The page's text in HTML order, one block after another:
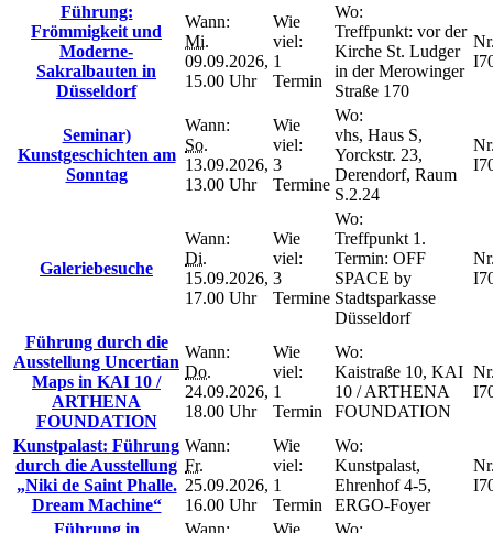
Führung:
Frömmigkeit und
Moderne-
Sakralbauten in
Düsseldorf
Wann:
Mi.
09.09.2026,
15.00 Uhr
Wie
viel:
1
Termin
Wo:
Treffpunkt: vor der
Kirche St. Ludger
in der Merowinger
Straße 170
Seminar)
Kunstgeschichten am
Sonntag
Wann:
So.
13.09.2026,
13.00 Uhr
Wie
viel:
3
Termine
Wo:
vhs, Haus S,
Yorckstr. 23,
Derendorf, Raum
S.2.24
Galeriebesuche
Wann:
Di.
15.09.2026,
17.00 Uhr
Wie
viel:
3
Termine
Wo:
Treffpunkt 1.
Termin: OFF
SPACE by
Stadtsparkasse
Düsseldorf
Führung durch die
Ausstellung Uncertian
Maps in KAI 10 /
ARTHENA
FOUNDATION
Wann:
Do.
24.09.2026,
18.00 Uhr
Wie
viel:
1
Termin
Wo:
Kaistraße 10, KAI
10 / ARTHENA
FOUNDATION
Kunstpalast: Führung
durch die Ausstellung
„Niki de Saint Phalle.
Dream Machine“
Wann:
Fr.
25.09.2026,
16.00 Uhr
Wie
viel:
1
Termin
Wo:
Kunstpalast,
Ehrenhof 4-5,
ERGO-Foyer
Führung in Wann: Wie Wo: